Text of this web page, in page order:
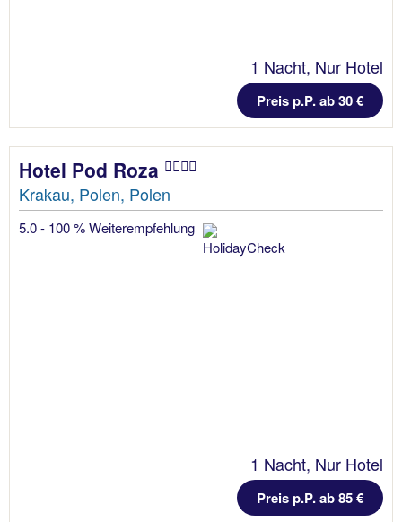
1 Nacht, Nur Hotel
Preis p.P. ab 30 €
Hotel Pod Roza
Krakau, Polen, Polen
5.0 - 100 % Weiterempfehlung
1 Nacht, Nur Hotel
Preis p.P. ab 85 €